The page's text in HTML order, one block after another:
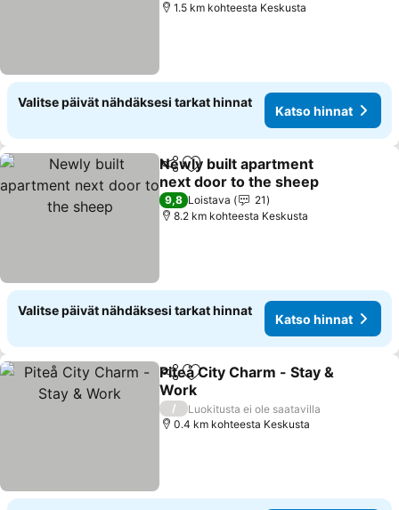
1.5 km kohteesta Keskusta
Valitse päivät nähdäksesi tarkat hinnat
Katso hinnat
Jaa Lisää suosikkeihin
Newly built apartment
next door to the sheep
9,8 Loistava
21
8.2 km kohteesta Keskusta
Valitse päivät nähdäksesi tarkat hinnat
Katso hinnat
Jaa Lisää suosikkeihin
Piteå City Charm - Stay &
Work
/
Luokitusta ei ole saatavilla
0.4 km kohteesta Keskusta